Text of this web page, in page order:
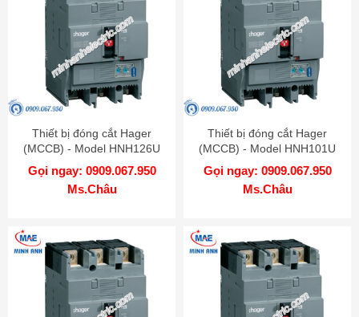
Thiết bị đóng cắt Hager
(MCCB) - Model HNH126U
Gọi ngay: 0909.067.950
Ms.Châu
Thiết bị đóng cắt Hager
(MCCB) - Model HNH101U
Gọi ngay: 0909.067.950
Ms.Châu